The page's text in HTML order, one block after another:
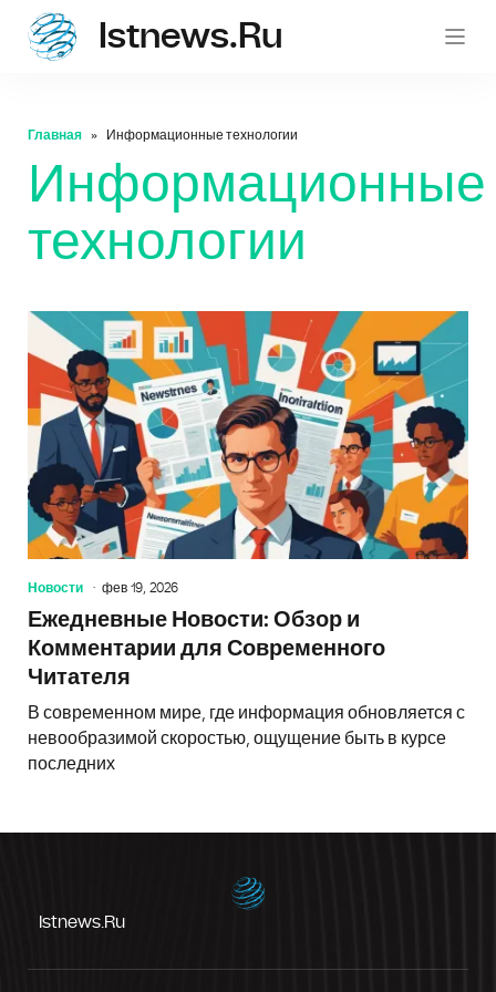
Istnews.ru
Главная Информационные технологии
Информационные
технологии
Новости фев 19, 2026
Ежедневные Новости: Обзор и
Комментарии для Современного
Читателя
В современном мире, где информация обновляется с
невообразимой скоростью, ощущение быть в курсе
последних
Istnews.ru